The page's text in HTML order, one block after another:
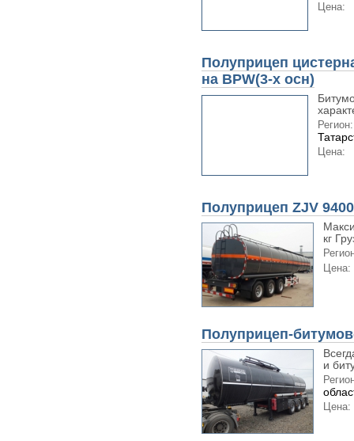
Цена:
Полуприцеп
на BPW(3-х осн)
Регион:
Цена:
Полуприцеп ZJV
кг
Цена:
Полуприцеп-
и
Цена: